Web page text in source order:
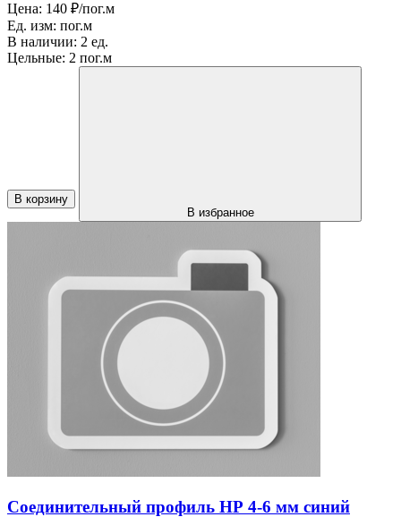
Цена: 140 ₽/пог.м
Ед. изм: пог.м
В наличии: 2 ед.
Цельные: 2 пог.м
В корзину
В избранное
Соединительный профиль НР 4-6 мм синий